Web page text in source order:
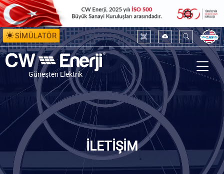
SİMÜLATÖR
Güneşten Elektrik
İLETİŞİM